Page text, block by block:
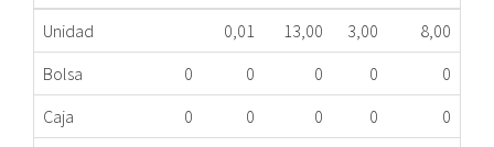
Unidad
0,01 13,00 3,00
8,00
Bolsa
0 0 0 0
0
Caja
0 0 0 0
0